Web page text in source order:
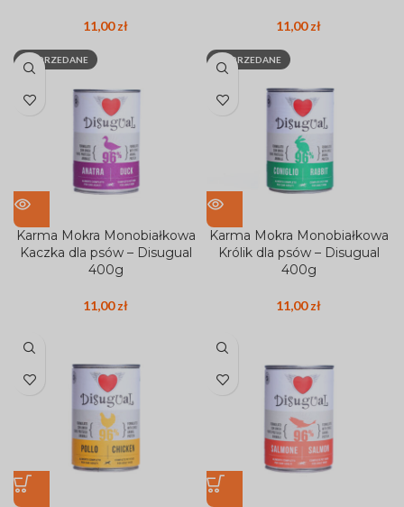
11,00zł 11,00zł
WYPRZEDANE
Karma Mokra Monobiałkowa
Kaczka dla psów – Disugual
400g
11,00zł
WYPRZEDANE
Karma Mokra Monobiałkowa
Królik dla psów – Disugual
400g
11,00zł